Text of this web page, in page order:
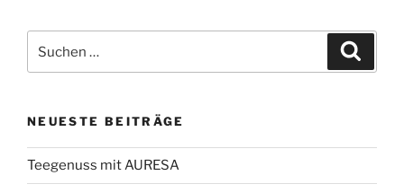
nach:
NEUESTE BEITRÄGE
Teegenuss mit AURESA